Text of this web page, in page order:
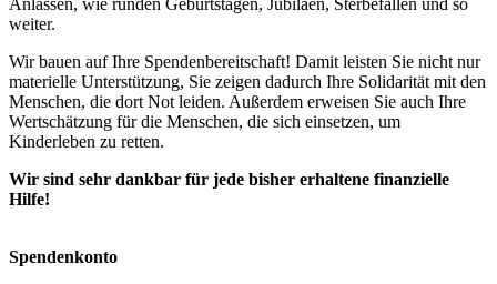
Anlässen, wie runden Geburtstagen, Jubiläen, Sterbefällen und so
weiter.
Wir bauen auf Ihre Spendenbereitschaft! Damit leisten Sie nicht nur
materielle Unterstützung, Sie zeigen dadurch Ihre Solidarität mit den
Menschen, die dort Not leiden. Außerdem erweisen Sie auch Ihre
Wertschätzung für die Menschen, die sich einsetzen, um
Kinderleben zu retten.
Wir sind sehr dankbar für jede bisher erhaltene finanzielle
Hilfe!
Spendenkonto